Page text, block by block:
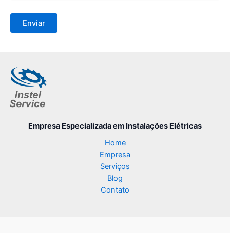
Empresa Especializadaem Instalações Elétricas
Home
Empresa
Serviços
Blog
Contato